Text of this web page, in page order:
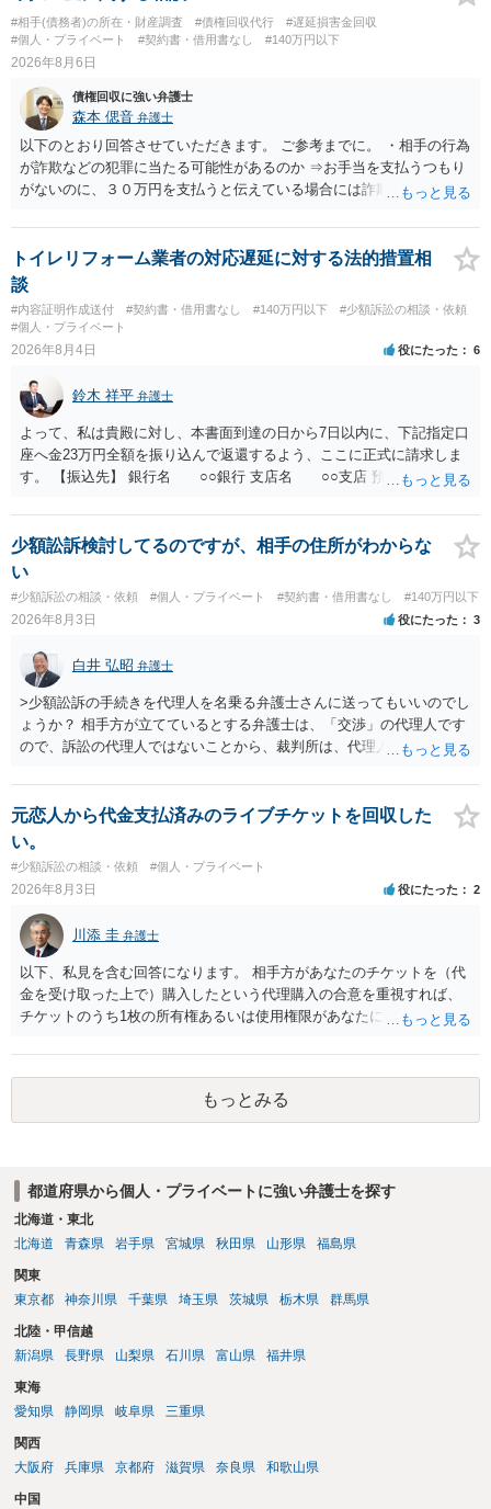
ずれにせよ、まずは速やかに最寄りの警察署に被害相談に行くことを
お勧めします。
#相手(債務者)の所在・財産調査 #債権回収代行
#遅延損害金回収
#個人・プライベート
#契約書・借用書なし #140万円以下
2026年8月6日
債権回収に強い弁護士
森本 偲音 弁護士
以下のとおり回答させていただきます。 ご参考までに。 ・相手の行為
が詐欺などの犯罪に当たる可能性があるのか ⇒お手当を支払うつもり
がないのに、３０万円を支払うと伝えている場合には詐欺罪に該当す
段が取れるのか ⇒契約に基づく履行請求として３０万円を請求するこ
とが考えられますが、 パパ活の契約は、売春防止法に抵触する契約
であるため、公序良俗に反する契約として 民法上無効（民法９０
条）となるため、相手方に請求できない可能性が高いです。 ・相手の
氏名や住所が分からない状態でも対応可能なのか ⇒訴訟等の裁判上の
手続を利用する場合には、原則として相手方の住所・氏名を把握して
トイレリフォーム業者の対応遅延に対する法的措置相
談
#内容証明作成送付 #契約書・借用書なし #140万円以下
#少額訴訟の相談・依頼
#個人・プライベート
2026年8月4日 役にたった 6
鈴木 祥平 弁護士
よって、私は貴殿に対し、本書面到達の日から7日以内に、下記指定口
座へ金23万円全額を振り込んで返還するよう、ここに正式に請求しま
す。 【振込先】 銀行名 ○○銀行 支店名 ○○支店 預金種別 普通
されない場合には、貴殿には任意に返金する意思がないものと判断
し、やむを得ず、返還金23万円及びこれに対する遅延損害金の支払い
を求める民事訴訟、支払督促その他必要な法的手続を直ちに講じま
いても併せて請求する予定ですので、あらかじめ申し添えます。 本件
は、貴殿自らが契約を解約したことによって生じた返還義務の履行を
求めるものにすぎません。貴殿の仕入先との取引関係や返金時期など
の内部事情は、私に対する返還義務の発生や履行時期には何ら影響を
及ぼすものではありません。 これ以上、本件の解決を不必要に遅延さ
せることなく、誠意をもって速やかに返金手続を履行されるよう、強
く求めます。 以上
少額訟訴検討してるのですが、相手の住所がわからな
い
#少額訴訟の相談・依頼 #個人・プライベート #契約書・借用書なし #140万円以下
2026年8月3日 役にたった 3
白井 弘昭 弁護士
>少額訟訴の手続きを代理人を名乗る弁護士さんに送ってもいいのでし
ょうか？ 相手方が立てているとする弁護士は、「交渉」の代理人です
ので、訴訟の代理人ではないことから、裁判所は、代理人宛ての訴状
ている場合は、相手方（被告）の住所で訴状を作成提出し、裁判所に
代理人が就いていたことを知らせると（訴状の記載内容から明らかな
場合も）、裁判所が当該代理人弁護士に事前連絡し、引き続き訴訟も
受任するかを聞いたうえで、受任の意志が明らかになったところで、
直接被告に送達するのではなく、代理人に訴状の受領を促すこともあ
ります。 ラインのやり取りでしか証拠がないと、実際の本人性が明ら
かではありません。もちろん弁護士（２０万円の請求で代理人弁護士
に委任するかも疑わしいのですが）も住所は明らかにしないでしょ
う。 何か本人を示す事実（振込先などの情報）から、相手の住所等の
情報を割り出していくしかないように思えます。 以上、ご参考まで。
元恋人から代金支払済みのライブチケットを回収した
い。
#少額訴訟の相談・依頼 #個人・プライベート
2026年8月3日 役にたった 2
川添 圭 弁護士
以下、私見を含む回答になります。 相手方があなたのチケットを（代
金を受け取った上で）購入したという代理購入の合意を重視すれば、
チケットのうち1枚の所有権あるいは使用権限があなたにあり、チケッ
す。 一方、このチケット購入には「相手方と一緒に行く」という合意
も付随していたことを無視することができません。こちらを重視すれ
ば、交際を終了させたことにより「一緒に行く」という結果の実現に
重大な障害が発生しており、当然にチケットを引き渡すべきといえる
えば、当該チケットが座席指定である場合、交際を解消した2人が当日
隣り合わせになることは避けたいという心理が働くことも無理からぬ
ところです。一方、チケットがエリア指定のアリーナ席であれば隣り
あったり特別席であったりすれば、判断は変わってくるかもしれませ
ん。当該チケットがチケット転売防止法に規定する特定興行入場券に
該当し、券面上使用者が指定されている場合には、チケット引渡し以
法的には「当事者の合理的意思」がどこにあるのかを追求した解決が
必要になると思われます。なかなか難しい問題なので、弁護士によっ
ても回答は異なるかもしれません。
もっとみる
都道府県から個人・プライベートに強い弁護士を探す
北海道・東北
北海道
青森県 岩手県 宮城県 秋田県 山形県 福島県
関東
東京都
神奈川県 千葉県 埼玉県 茨城県 栃木県 群馬県
北陸・甲信越
新潟県
長野県 山梨県 石川県 富山県 福井県
東海
愛知県
静岡県 岐阜県 三重県
関西
大阪府
兵庫県 京都府 滋賀県 奈良県 和歌山県
中国